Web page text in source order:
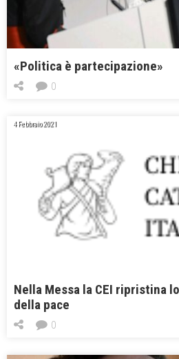
«Politica è partecipazione»
0
4 Febbraio 2021
Nella Messa la CEI ripristina
della pace
0